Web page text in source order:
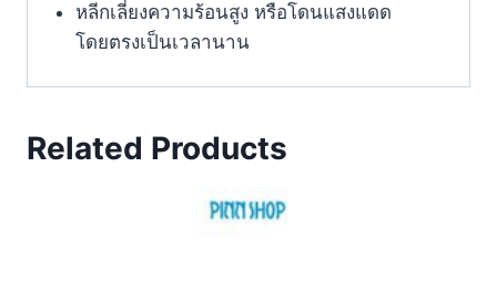
หลีกเลี่ยงความร้อนสูง หรือโดนแสงแดด
โดยตรงเป็นเวลานาน
Related Products